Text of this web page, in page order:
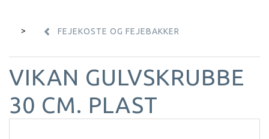
FEJEKOSTE OG FEJEBAKKER
VIKAN GULVSKRUBBE
30 CM. PLAST